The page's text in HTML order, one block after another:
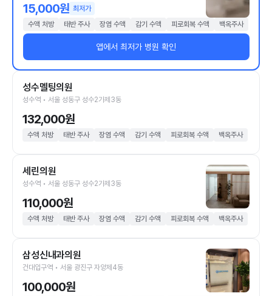
15,000원 최저가
수액 처방
태반 주사 장염 수액 감기 수액 피로회복 수액 백옥주사
앱에서 최저가 병원 확인
성수멜팅의원
성수역 • 서울 성동구 성수2가제3동
132,000원
수액 처방 태반 주사 장염 수액 감기 수액 피로회복 수액 백옥주사
세린의원
성수역 • 서울 성동구 성수2가제3동
110,000원
수액 처방 태반 주사 장염 수액 감기 수액 피로회복 수액 백옥주사
삼성신내과의원
건대입구역 • 서울 광진구 자양제4동
100,000원